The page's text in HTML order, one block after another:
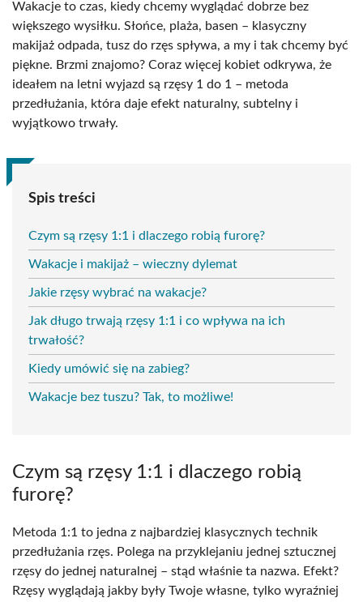
Wakacje to czas, kiedy chcemy wyglądać dobrze bez
większego wysiłku. Słońce, plaża, basen – klasyczny
makijaż odpada, tusz do rzęs spływa, a my i tak chcemy być
piękne. Brzmi znajomo? Coraz więcej kobiet odkrywa, że
ideałem na letni wyjazd są rzęsy 1 do 1 – metoda
przedłużania, która daje efekt naturalny, subtelny i
wyjątkowo trwały.
Spis treści
Czym są rzęsy 1:1 i dlaczego robią furorę?
Wakacje i makijaż – wieczny dylemat
Jakie rzęsy wybrać na wakacje?
Jak długo trwają rzęsy 1:1 i co wpływa na ich
trwałość?
Kiedy umówić się na zabieg?
Wakacje bez tuszu? Tak, to możliwe!
Czym są rzęsy 1:1 i dlaczego robią
furorę?
Metoda 1:1 to jedna z najbardziej klasycznych technik
przedłużania rzęs. Polega na przyklejaniu jednej sztucznej
rzęsy do jednej naturalnej – stąd właśnie ta nazwa. Efekt?
Rzęsy wyglądają jakby były Twoje własne, tylko wyraźniej